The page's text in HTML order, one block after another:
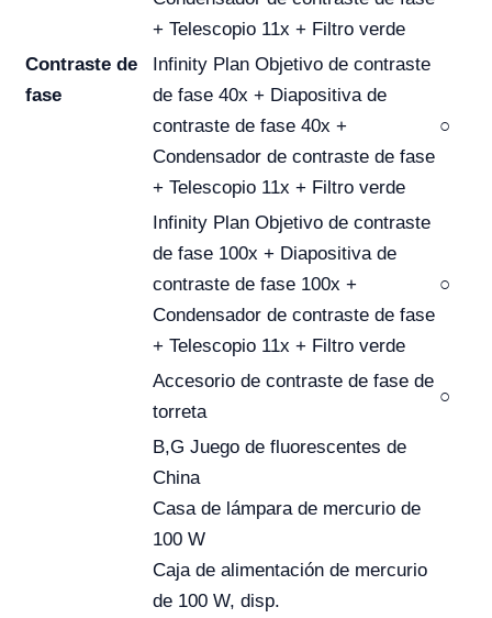
Contraste de
fase
+ Telescopio 11x + Filtro verde
Infinity Plan Objetivo de contraste
de fase 40x + Diapositiva de
contraste de fase 40x +
Condensador de contraste de fase
+ Telescopio 11x + Filtro verde
○
Infinity Plan Objetivo de contraste
de fase 100x + Diapositiva de
contraste de fase 100x +
Condensador de contraste de fase
+ Telescopio 11x + Filtro verde
○
Accesorio de contraste de fase de
torreta
○
B,G Juego de fluorescentes de
China
Casa de lámpara de mercurio de
100 W
Caja de alimentación de mercurio
de 100 W, disp.